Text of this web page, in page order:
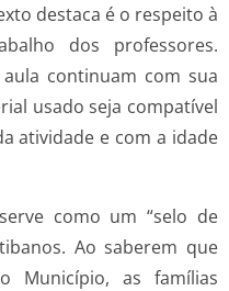
destaca é o respeito à
dos professores.
continuam com sua
usado seja compatível
atividade e com a idade
como um “selo de
Ao saberem que
Município, as famílias